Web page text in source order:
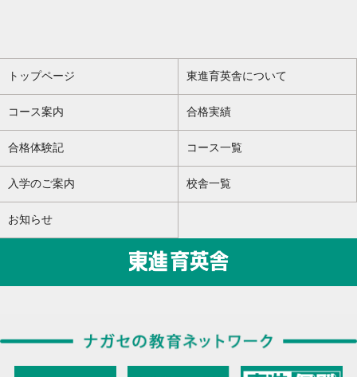
トップページ 東進育英舎について
コース案内 合格実績
合格体験記 コース一覧
入学のご案内 校舎一覧
お知らせ